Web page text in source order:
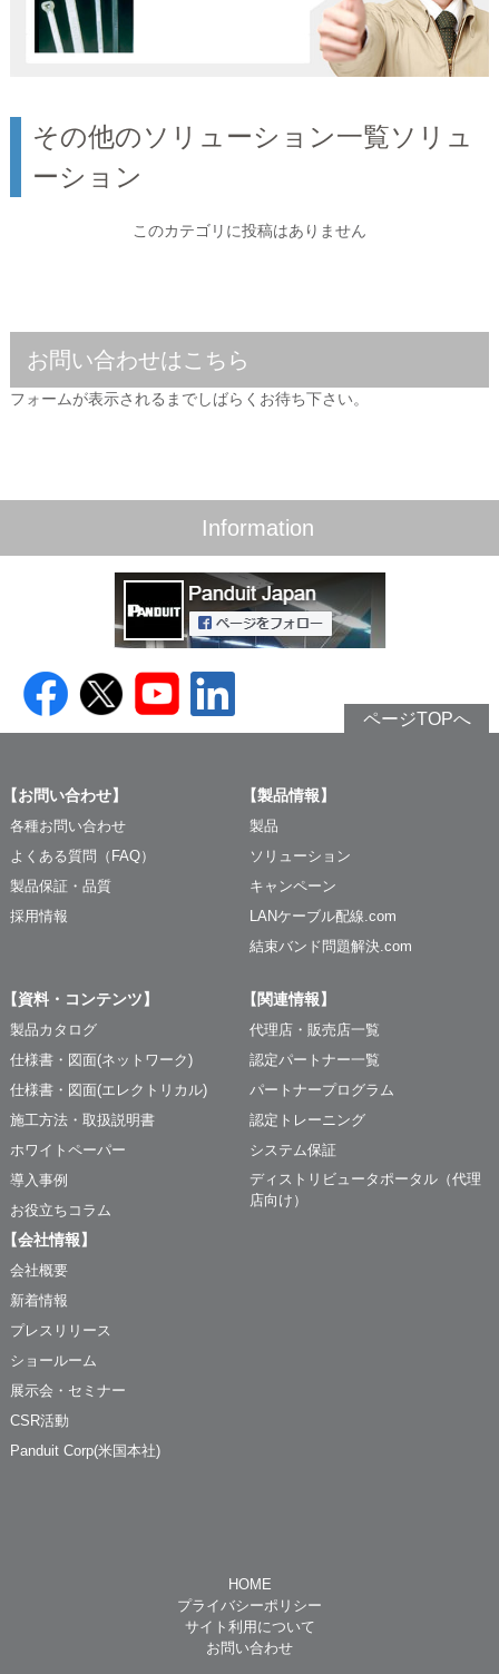
その他のソリューション一覧ソリュ
ーション
このカテゴリに投稿はありません
お問い合わせはこちら
フォームが表示されるまでしばらくお待ち下さい。
Information
ページTOPへ
【お問い合わせ】
各種お問い合わせ
よくある質問（FAQ）
製品保証・品質
採用情報
【製品情報】
製品
ソリューション
キャンペーン
LANケーブル配線.com
結束バンド問題解決.com
【資料・コンテンツ】
製品カタログ
仕様書・図面(ネットワーク)
仕様書・図面(エレクトリカル)
施工方法・取扱説明書
ホワイトペーパー
導入事例
お役立ちコラム
【関連情報】
代理店・販売店一覧
認定パートナー一覧
パートナープログラム
認定トレーニング
システム保証
ディストリビュータポータル（代理
店向け）
【会社情報】
会社概要
新着情報
プレスリリース
ショールーム
展示会・セミナー
CSR活動
Panduit Corp(米国本社)
HOME
プライバシーポリシー
サイト利用について
お問い合わせ